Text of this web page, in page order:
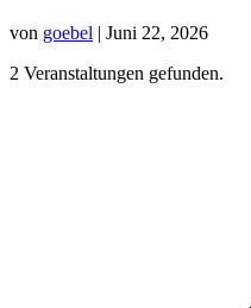
von goebel | Juni 22, 2026
2 Veranstaltungen gefunden.